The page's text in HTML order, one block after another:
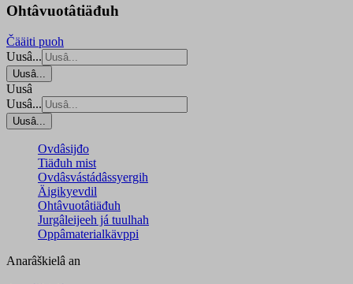
Ohtâvuotâtiäđuh
Čääiti puoh
Uusâ...
Uusâ...
Uusâ
Uusâ...
Uusâ...
Ovdâsijđo
Tiäđuh mist
Ovdâsvástádâssyergih
Äigikyevdil
Ohtâvuotâtiäđuh
Jurgâleijeeh já tuulhah
Oppâmaterialkävppi
Anarâškielâ an